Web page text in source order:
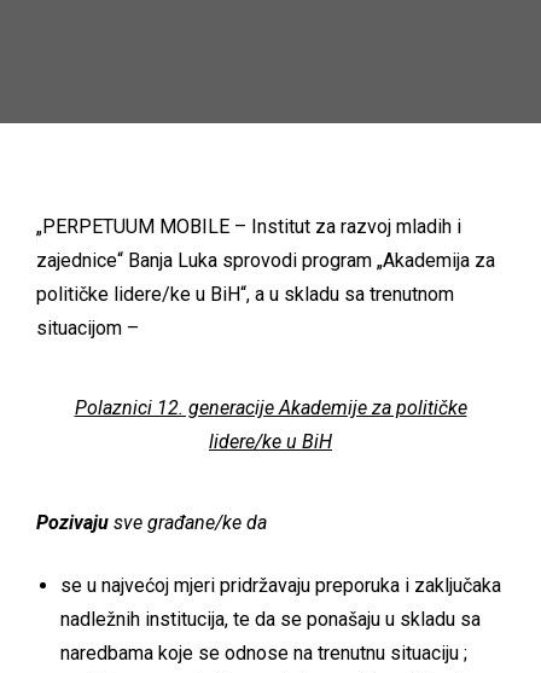
„PERPETUUM MOBILE – Institut za razvoj mladih i
zajednice“ Banja Luka sprovodi program „Akademija za
političke lidere/ke u BiH“, a u skladu sa trenutnom
situacijom –
Polaznici 12. generacije Akademije za političke
lidere/ke u BiH
Pozivaju sve građane/ke da
se u najvećoj mjeri pridržavaju preporuka i zaključaka
nadležnih institucija, te da se ponašaju u skladu sa
naredbama koje se odnose na trenutnu situaciju ;